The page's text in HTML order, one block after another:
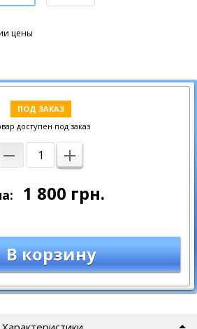
цены
ПОД ЗАКАЗ
доступен под заказ
1 800 грн.
В корзину